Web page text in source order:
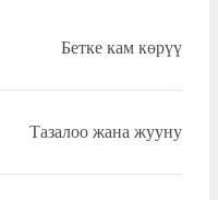
Бетке кам көрүү
Тазалоо жана жууну